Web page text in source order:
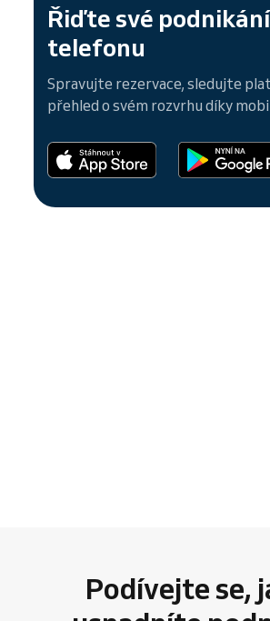
Řiďte své
telefonu
Spravujte rezervace, sledujte
přehled o svém rozvrhu díky
Podívejte se,